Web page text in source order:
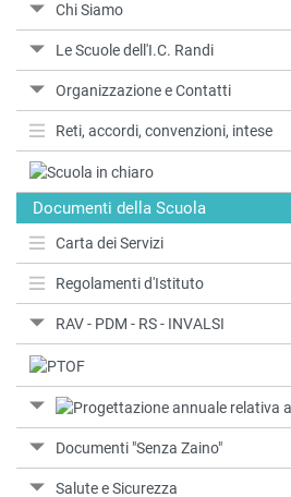
Chi Siamo
Le Scuole dell'I.C. Randi
Organizzazione e Contatti
Reti, accordi, convenzioni, intese
Documenti della Scuola
Carta dei Servizi
Regolamenti d'Istituto
RAV - PDM - RS - INVALSI
Documenti "Senza Zaino"
Salute e Sicurezza